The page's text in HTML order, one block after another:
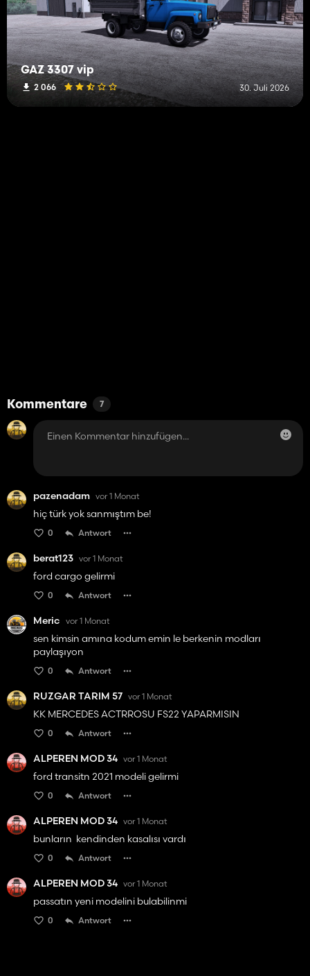
GAZ 3307 vip
2 066 30. Juli 2026
Kommentare 7
pazenadam vor 1 Monat
hiç türk yok sanmıştım be!
0 Antwort
berat123 vor 1 Monat
ford cargo gelirmi
0 Antwort
Meric vor 1 Monat
sen kimsin amına kodum emin le berkenin modları
paylaşıyon
0 Antwort
RUZGAR TARIM 57 vor 1 Monat
KK MERCEDES ACTRROSU FS22 YAPARMISIN
0 Antwort
ALPEREN MOD 34 vor 1 Monat
ford transitn 2021 modeli gelirmi
0 Antwort
ALPEREN MOD 34 vor 1 Monat
bunların kendinden kasalısı vardı
0 Antwort
ALPEREN MOD 34 vor 1 Monat
passatın yeni modelini bulabilinmi
0 Antwort